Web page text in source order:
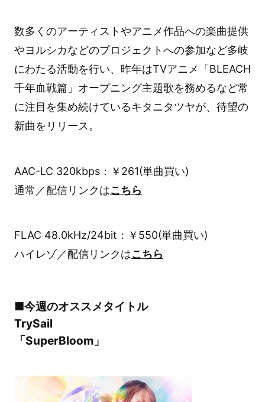
数多くのアーティストやアニメ作品への楽曲提供
やヨルシカなどのプロジェクトへの参加など多岐
にわたる活動を行い、昨年はTVアニメ「BLEACH
千年血戦篇」オープニング主題歌を務めるなど常
に注目を集め続けているキタニタツヤが、待望の
新曲をリリース。
AAC-LC 320kbps：￥261(単曲買い)
通常／配信リンクはこちら
FLAC 48.0kHz/24bit：￥550(単曲買い)
ハイレゾ／配信リンクはこちら
■今週のオススメタイトル
TrySail
「SuperBloom」